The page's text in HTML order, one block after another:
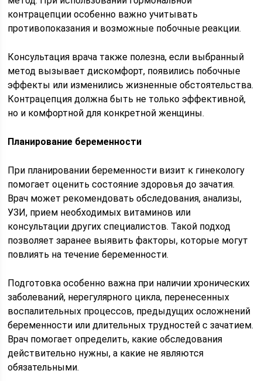
контрацепции особенно важно учитывать
противопоказания и возможные побочные реакции.
Консультация врача также полезна, если выбранный
метод вызывает дискомфорт, появились побочные
эффекты или изменились жизненные обстоятельства.
Контрацепция должна быть не только эффективной,
но и комфортной для конкретной женщины.
Планирование беременности
При планировании беременности визит к гинекологу
помогает оценить состояние здоровья до зачатия.
Врач может рекомендовать обследования, анализы,
УЗИ, прием необходимых витаминов или
консультации других специалистов. Такой подход
позволяет заранее выявить факторы, которые могут
повлиять на течение беременности.
Подготовка особенно важна при наличии хронических
заболеваний, нерегулярного цикла, перенесенных
воспалительных процессов, предыдущих осложнений
беременности или длительных трудностей с зачатием.
Врач помогает определить, какие обследования
действительно нужны, а какие не являются
обязательными.